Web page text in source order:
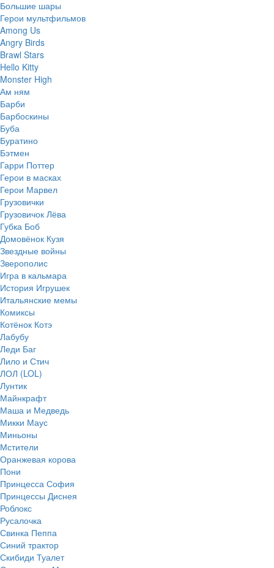
Большие шары
Герои мультфильмов
Among Us
Angry Birds
Brawl Stars
Hello Kitty
Monster High
Ам ням
Барби
Барбоскины
Буба
Буратино
Бэтмен
Гарри Поттер
Герои в масках
Герои Марвел
Грузовички
Грузовичок Лёва
Губка Боб
Домовёнок Кузя
Звездные войны
Зверополис
Игра в кальмара
История Игрушек
Итальянские мемы
Комиксы
Котёнок Котэ
Лабубу
Леди Баг
Лило и Стич
ЛОЛ (LOL)
Лунтик
Майнкрафт
Маша и Медведь
Микки Маус
Миньоны
Мстители
Оранжевая корова
Пони
Принцесса София
Принцессы Диснея
Роблокс
Русалочка
Свинка Пеппа
Синий трактор
Скибиди Туалет